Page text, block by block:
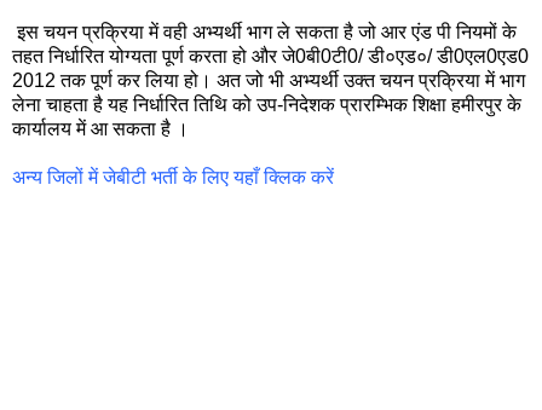
इस चयन प्रक्रिया में वही अभ्यर्थी भाग ले सकता है जो आर एंड पी नियमों के
तहत निर्धारित योग्यता पूर्ण करता हो और जे0बी0टी0/ डी०एड०/ डी0एल0एड0
2012 तक पूर्ण कर लिया हो। अत जो भी अभ्यर्थी उक्त चयन प्रक्रिया में भाग
लेना चाहता है यह निर्धारित तिथि को उप-निदेशक प्रारम्भिक शिक्षा हमीरपुर के
कार्यालय में आ सकता है ।
अन्य जिलों में जेबीटी भर्ती के लिए यहाँ क्लिक करें